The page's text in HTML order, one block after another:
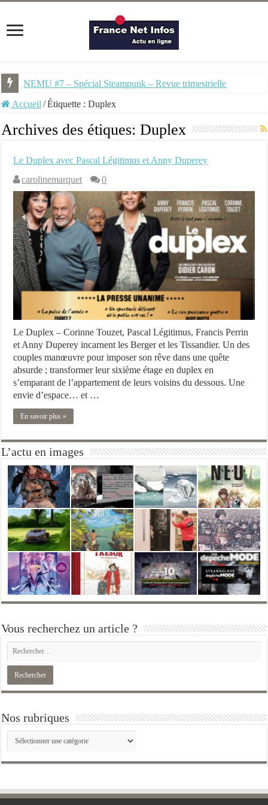
NEMU #7 – Spécial Steampunk – Revue trimestrielle
Accueil /Étiquette :Duplex
Archives des étiques:Duplex
Le Duplex avec Pascal Légitimus et Anny Duperey
carolinemarquet
0
Le Duplex – Corinne Touzet, Pascal Légitimus, Francis Perrin
et Anny Duperey incarnent les Berger et les Tissandier. Un des
couples manœuvre pour imposer son rêve dans une quête
absurde ; transformer leur sixième étage en duplex en
s’emparant de l’appartement de leurs voisins du dessous. Une
envie d’espace… et …
En savoir plus »
L’actu en images
Vous recherchez un article ?
Nos rubriques
Nos
rubriques